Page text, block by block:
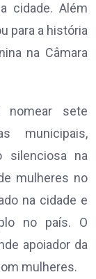
cidade. Além
para a história
na Câmara
nomear sete
municipais,
silenciosa na
mulheres no
na cidade e
no país. O
apoiador da
mulheres.